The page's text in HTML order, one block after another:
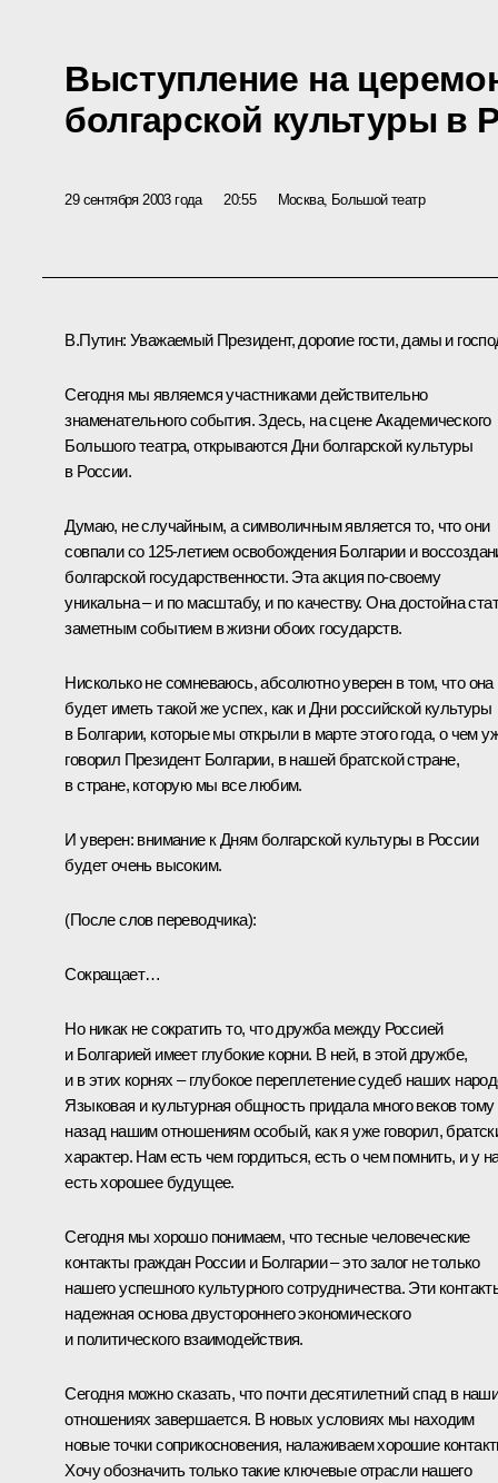
Выступление на
болгарской культуры в
29 сентября 2003 года 20:55 Москва, Большой театр
В.Путин: Уважаемый Президент, дорогие гости, дамы и
Сегодня мы являемся участниками действительно
знаменательного события. Здесь, на сцене Академического
Большого театра, открываются Дни болгарской культуры
в России.
Думаю, не случайным, а символичным является то, что они
совпали со 125-летием освобождения Болгарии и
болгарской государственности. Эта акция по‑своему
уникальна – и по масштабу, и по качеству. Она достойна
заметным событием в жизни обоих государств.
Нисколько не сомневаюсь, абсолютно уверен в том, что она
будет иметь такой же успех, как и Дни российской культуры
в Болгарии, которые мы открыли в марте этого года, о чем
говорил Президент Болгарии, в нашей братской стране,
в стране, которую мы все любим.
И уверен: внимание к Дням болгарской культуры в России
будет очень высоким.
(После слов переводчика):
Сокращает…
Но никак не сократить то, что дружба между Россией
и Болгарией имеет глубокие корни. В ней, в этой дружбе,
и в этих корнях – глубокое переплетение судеб наших
Языковая и культурная общность придала много веков тому
назад нашим отношениям особый, как я уже говорил,
характер. Нам есть чем гордиться, есть о чем помнить, и у
есть хорошее будущее.
Сегодня мы хорошо понимаем, что тесные человеческие
контакты граждан России и Болгарии – это залог не только
нашего успешного культурного сотрудничества. Эти
надежная основа двустороннего экономического
и политического взаимодействия.
Сегодня можно сказать, что почти десятилетний спад в
отношениях завершается. В новых условиях мы находим
новые точки соприкосновения, налаживаем хорошие
Хочу обозначить только такие ключевые отрасли нашего